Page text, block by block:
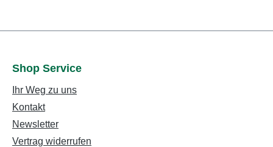
Shop Service
Ihr Weg zu uns
Kontakt
Newsletter
Vertrag widerrufen